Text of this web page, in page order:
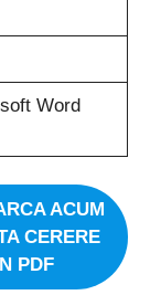
Word
ACUM
CERERE
IN PDF